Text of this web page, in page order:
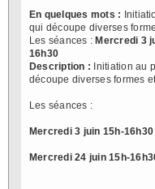
En quelques mots :
qui découpe diverses
Les séances :Mercredi 3
16h30
Description : Initiation au
découpe diverses formes
Les séances :
Mercredi 3 juin 15h-16h30
Mercredi 24 juin 15h-